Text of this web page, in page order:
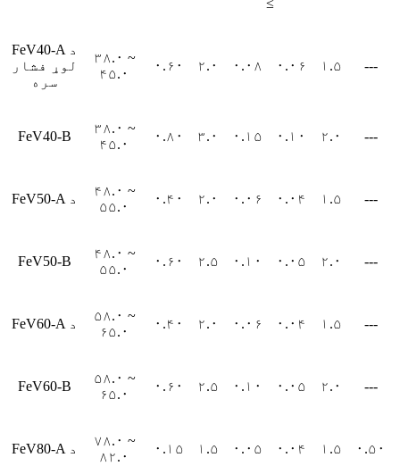
≤
FeV40-A د
لوړ فشار
سره
۳۸.۰ ~
۴۵.۰
۰.۶۰ ۲.۰ ۰.۰۸ ۰.۰۶ ۱.۵ ---
FeV40-B
۳۸.۰ ~
۴۵.۰
۰.۸۰ ۳.۰ ۰.۱۵ ۰.۱۰ ۲.۰ ---
FeV50-A د
۴۸.۰ ~
۵۵.۰
۰.۴۰ ۲.۰ ۰.۰۶ ۰.۰۴ ۱.۵ ---
FeV50-B
۴۸.۰ ~
۵۵.۰
۰.۶۰ ۲.۵ ۰.۱۰ ۰.۰۵ ۲.۰ ---
FeV60-A د
۵۸.۰ ~
۶۵.۰
۰.۴۰ ۲.۰ ۰.۰۶ ۰.۰۴ ۱.۵ ---
FeV60-B
۵۸.۰ ~
۶۵.۰
۰.۶۰ ۲.۵ ۰.۱۰ ۰.۰۵ ۲.۰ ---
FeV80-A د
۷۸.۰ ~
۸۲.۰
۰.۱۵ ۱.۵ ۰.۰۵ ۰.۰۴ ۱.۵ ۰.۵۰